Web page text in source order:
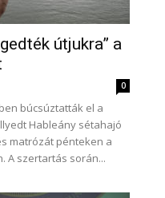
útjukra” a
0
búcsúztatták el a
Hableány sétahajó
matrózát pénteken a
A szertartás során...